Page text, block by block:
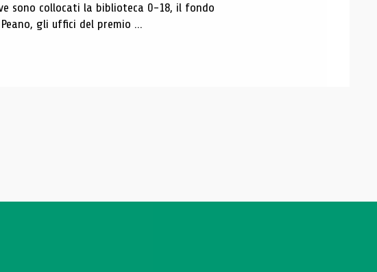
sono collocati la biblioteca 0-18, il fondo
gli uffici del premio ...